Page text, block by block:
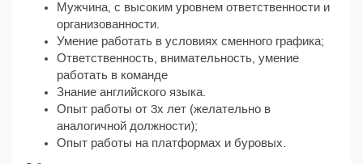
Мужчина, с высоким уровнем ответственности и
организованности.
Умение работать в условиях сменного графика;
Ответственность, внимательность, умение
работать в команде
Знание английского языка.
Опыт работы от 3х лет (желательно в
аналогичной должности);
Опыт работы на платформах и буровых.